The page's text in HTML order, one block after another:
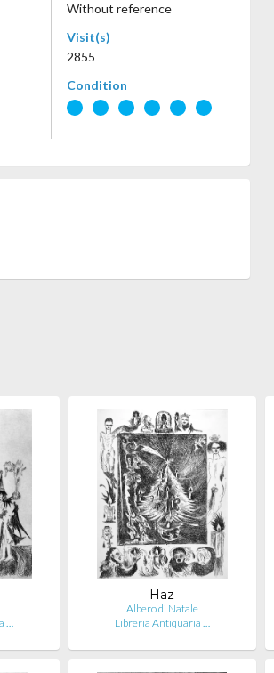
Without reference
Visit(s)
2855
Condition
…
Haz
Albero di Natale
Libreria Antiquaria …